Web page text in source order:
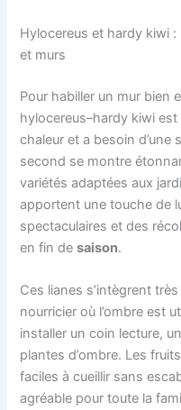
Hylocereus et hardy kiwi
et murs
Pour habiller un mur bien
hylocereus–hardy kiwi
chaleur et a besoin d’une
second se montre
variétés adaptées aux
apportent une touche de
spectaculaires et des
en fin desaison.
Ces lianes s’intègrent
nourricier où l’ombre est
installer un coin lecture,
plantes d’ombre. Les
faciles à cueillir sans
agréable pour toute la